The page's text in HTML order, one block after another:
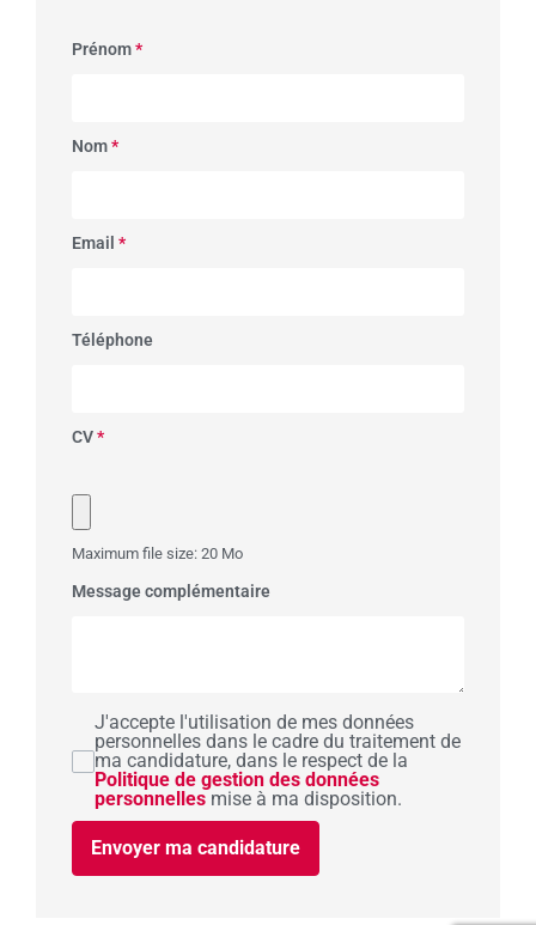
Prénom*
Nom*
Email *
Téléphone
CV*
Maximum file size: 20 Mo
Message complémentaire
J'accepte l'utilisation de mes données
personnelles dans le cadre du traitement de
ma candidature, dans le respect de la
Politique de gestion des données
personnelles mise à ma disposition.
Envoyer ma candidature